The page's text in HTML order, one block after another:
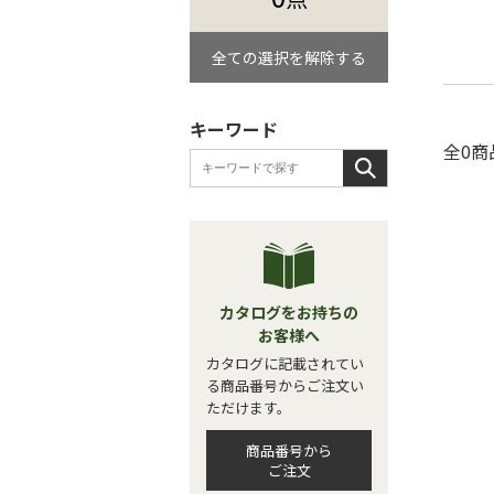
全0商
全ての選択を解除する
キーワード
カタログをお持ちの
お客様へ
カタログに記載されてい
る商品番号からご注文い
ただけます。
商品番号から
ご注文